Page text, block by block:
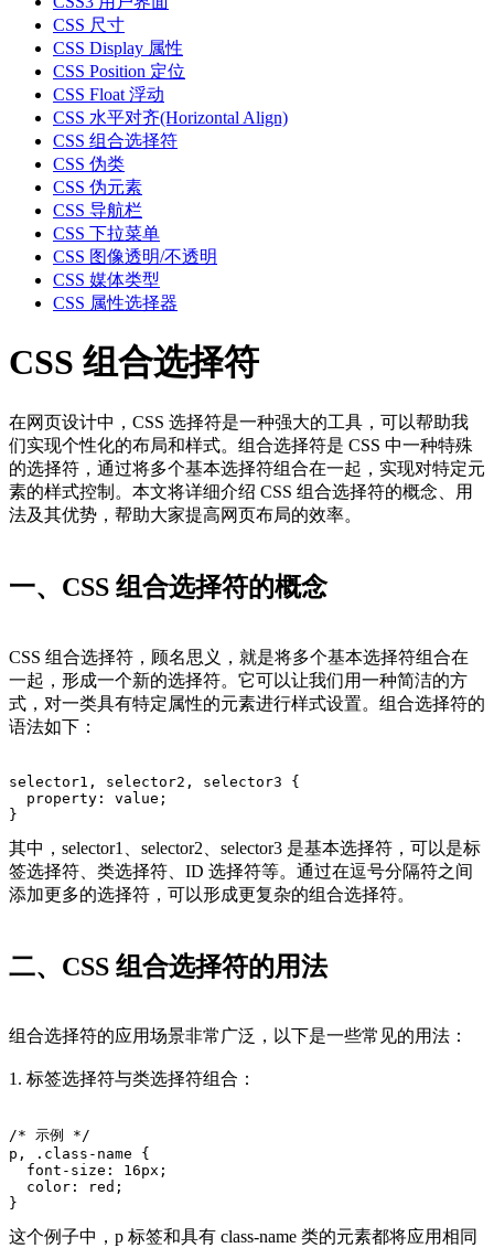
CSS 尺寸
CSS Display 属性
CSS Position 定位
CSS Float 浮动
CSS 水平对齐(Horizontal Align)
CSS 组合选择符
CSS 伪类
CSS 伪元素
CSS 导航栏
CSS 下拉菜单
CSS 图像透明/不透明
CSS 媒体类型
CSS 属性选择器
CSS 组合选择符
在网页设计中，CSS 选择符是一种强大的工具，可以帮助我
们实现个性化的布局和样式。组合选择符是 CSS 中一种特殊
的选择符，通过将多个基本选择符组合在一起，实现对特定元
素的样式控制。本文将详细介绍 CSS 组合选择符的概念、用
法及其优势，帮助大家提高网页布局的效率。
一、CSS 组合选择符的概念
CSS 组合选择符，顾名思义，就是将多个基本选择符组合在
一起，形成一个新的选择符。它可以让我们用一种简洁的方
式，对一类具有特定属性的元素进行样式设置。组合选择符的
语法如下：
selector1, selector2, selector3 {
  property: value;
}
其中，selector1、selector2、selector3 是基本选择符，可以是标
签选择符、类选择符、ID 选择符等。通过在逗号分隔符之间
添加更多的选择符，可以形成更复杂的组合选择符。
二、CSS 组合选择符的用法
组合选择符的应用场景非常广泛，以下是一些常见的用法：
1. 标签选择符与类选择符组合：
/* 示例 */
p, .class-name {
  font-size: 16px;
  color: red;
}
这个例子中，p 标签和具有 class-name 类的元素都将应用相同